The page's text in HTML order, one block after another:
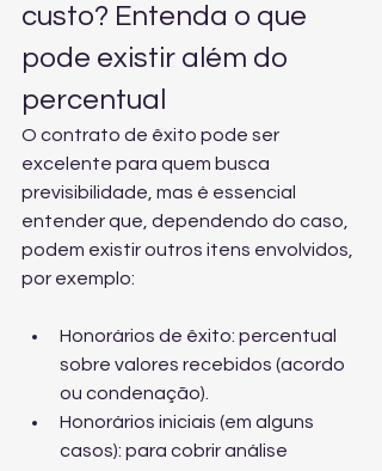
custo? Entenda o que
pode existir além do
percentual
O contrato de êxito pode ser
excelente para quem busca
previsibilidade, mas é essencial
entender que, dependendo do caso,
podem existir outros itens envolvidos,
por exemplo:
Honorários de êxito: percentual
sobre valores recebidos (acordo
ou condenação).
Honorários iniciais (em alguns
casos): para cobrir análise